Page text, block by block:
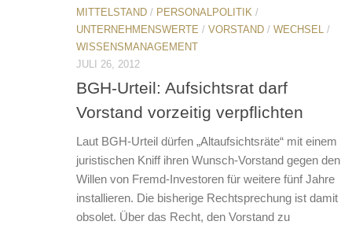
MITTELSTAND / PERSONALPOLITIK /
UNTERNEHMENSWERTE / VORSTAND / WECHSEL /
WISSENSMANAGEMENT
JULI 26, 2012
BGH-Urteil: Aufsichtsrat darf
Vorstand vorzeitig verpflichten
Laut BGH-Urteil dürfen „Altaufsichtsräte“ mit einem
juristischen Kniff ihren Wunsch-Vorstand gegen den
Willen von Fremd-Investoren für weitere fünf Jahre
installieren. Die bisherige Rechtsprechung ist damit
obsolet. Über das Recht, den Vorstand zu